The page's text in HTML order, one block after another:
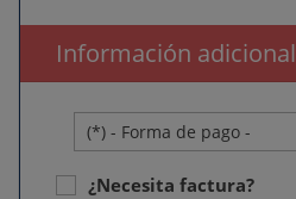
Información adicional
¿Necesita factura?